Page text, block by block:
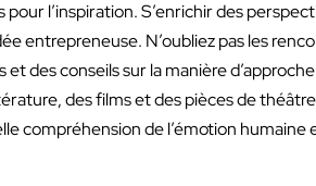
l’inspiration. S’enrichir des
entrepreneuse. N’oubliez pas les
des conseils sur la manière
des films et des pièces de
compréhension de l’émotion